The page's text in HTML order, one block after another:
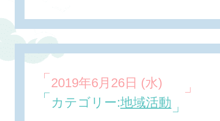
2019年6月26日 (水)
カテゴリー:地域活動